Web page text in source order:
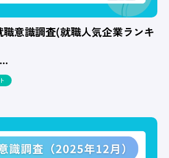
職意識調査(就職人気企業ランキ